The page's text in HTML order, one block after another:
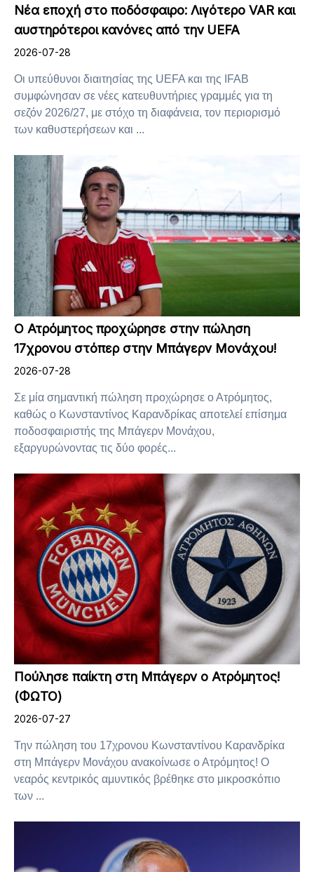
Νέα εποχή στο ποδόσφαιρο: Λιγότερο VAR και
αυστηρότεροι κανόνες από την UEFA
2026-07-28
Οι υπεύθυνοι διαιτησίας της UEFA και της IFAB
συμφώνησαν σε νέες κατευθυντήριες γραμμές για τη
σεζόν 2026/27, με στόχο τη διαφάνεια, τον περιορισμό
των καθυστερήσεων και ...
Ο Ατρόμητος προχώρησε στην πώληση
17χρονου στόπερ στην Μπάγερν Μονάχου!
2026-07-28
Σε μία σημαντική πώληση προχώρησε ο Ατρόμητος,
καθώς ο Κωνσταντίνος Καρανδρίκας αποτελεί επίσημα
ποδοσφαιριστής της Μπάγερν Μονάχου,
εξαργυρώνοντας τις δύο φορές...
Πούλησε παίκτη στη Μπάγερν ο Ατρόμητος!
(ΦΩΤΟ)
2026-07-27
Την πώληση του 17χρονου Κωνσταντίνου Καρανδρίκα
στη Μπάγερν Μονάχου ανακοίνωσε ο Ατρόμητος! Ο
νεαρός κεντρικός αμυντικός βρέθηκε στο μικροσκόπιο
των ...